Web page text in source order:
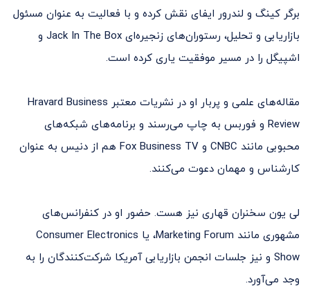
برگر کینگ و لندرور ایفای نقش کرده و با فعالیت به عنوان مسئول
بازاریابی و تحلیل، رستوران‌های زنجیره‌ای Jack In The Box و
اشپیگل را در مسیر موفقیت یاری کرده است.
مقاله‌های علمی و پربار او در نشریات معتبر Hravard Business
Review و فوربس به چاپ می‌رسند و برنامه‌های شبکه‌های
محبوبی مانند CNBC‌ و Fox Business TV هم از دنیس به عنوان
کارشناس و مهمان دعوت می‌کنند.
لی یون سخنران قهاری نیز هست. حضور او در کنفرانس‌های
مشهوری مانند Marketing Forum، یا Consumer Electronics
Show و نیز جلسات انجمن بازاریابی آمریکا شرکت‌کنندگان را به
وجد می‌آورد.